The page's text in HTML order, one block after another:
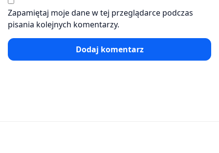
Zapamiętaj moje dane w tej przeglądarce podczas
pisania kolejnych komentarzy.
Dodaj komentarz